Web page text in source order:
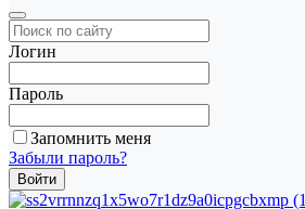
Логин
Пароль
Запомнить меня
Забыли пароль?